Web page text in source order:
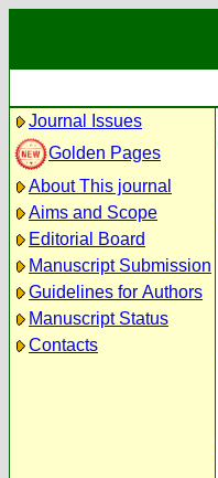
Journal Issues
Golden Pages
About This journal
Aims and Scope
Editorial Board
Manuscript Submission
Guidelines for Authors
Manuscript Status
Contacts